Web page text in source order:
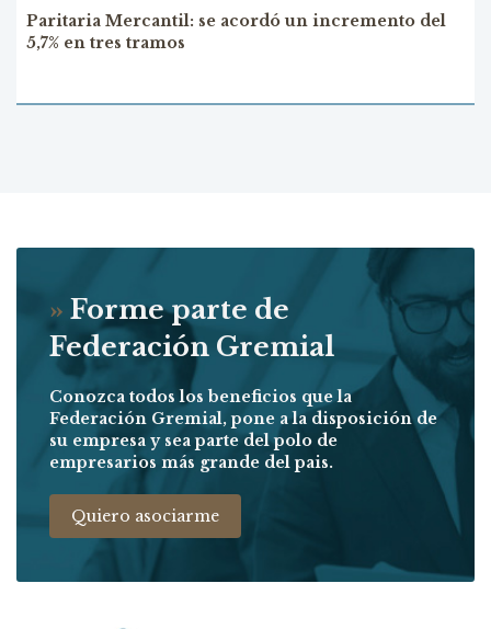
Paritaria Mercantil: se acordó un incremento del
5,7% en tres tramos
» Forme parte de
Federación Gremial
Conozca todos los beneficios que la
Federación Gremial, pone a la disposición de
su empresa y sea parte del polo de
empresarios más grande del pais.
Quiero asociarme